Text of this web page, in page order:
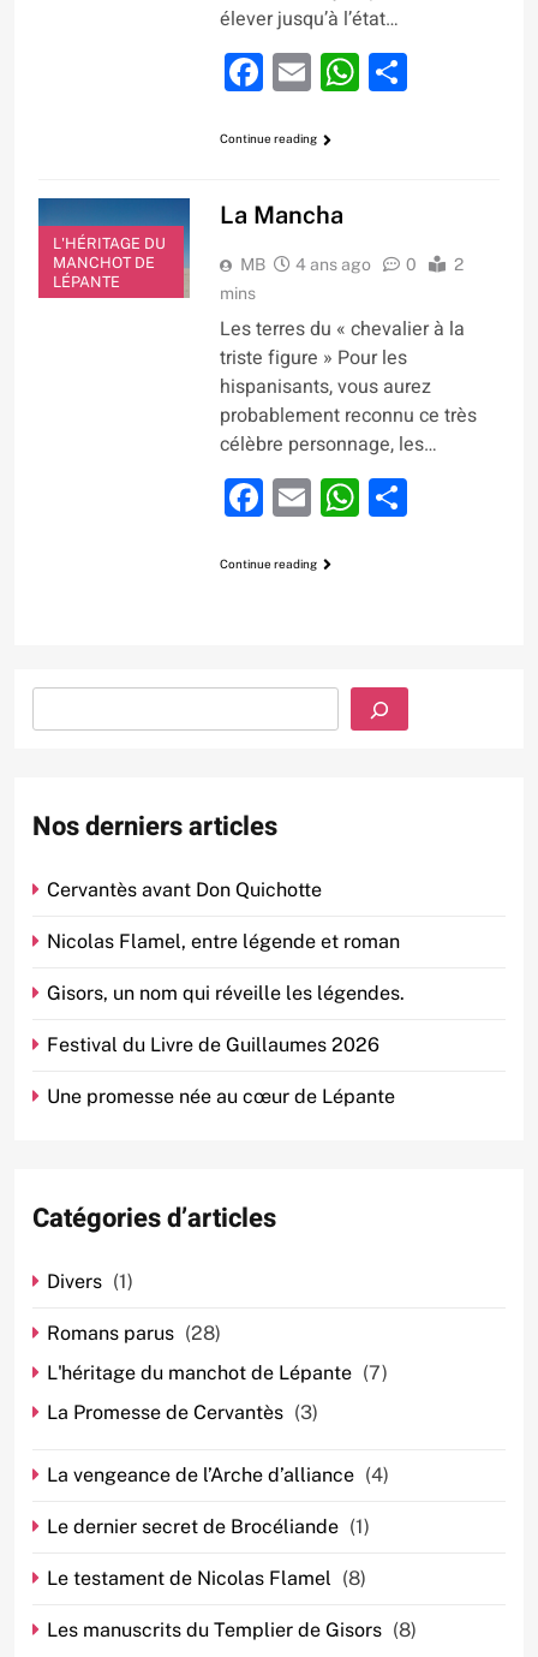
élever jusqu’à l’état…
Facebook
EmailWhatsApp
Continue reading
L'HÉRITAGE DU
MANCHOT DE
LÉPANTE
La Mancha
MB 4 ans ago 0
2
mins
Les terres du « chevalier à la
triste figure » Pour les
hispanisants, vous aurez
probablement reconnu ce très
célèbre personnage, les…
Facebook
EmailWhatsApp
Continue reading
Nos derniers articles
Cervantès avant Don Quichotte
Nicolas Flamel, entre légende et roman
Gisors, un nom qui réveille les légendes.
Festival du Livre de Guillaumes 2026
Une promesse née au cœur de Lépante
Catégories d’articles
Divers (1)
Romans parus (28)
L'héritage du manchot de Lépante (7)
La Promesse de Cervantès (3)
La vengeance de l’Arche d’alliance (4)
Le dernier secret de Brocéliande (1)
Le testament de Nicolas Flamel (8)
Les manuscrits du Templier de Gisors (8)